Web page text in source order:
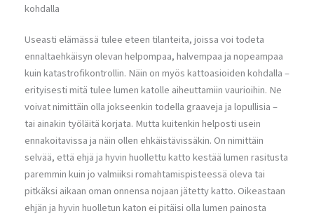
kohdalla
Useasti elämässä tulee eteen tilanteita, joissa voi todeta
ennaltaehkäisyn olevan helpompaa, halvempaa ja nopeampaa
kuin katastrofikontrollin. Näin on myös kattoasioiden kohdalla –
erityisesti mitä tulee lumen katolle aiheuttamiin vaurioihin. Ne
voivat nimittäin olla jokseenkin todella graaveja ja lopullisia –
tai ainakin työläitä korjata. Mutta kuitenkin helposti usein
ennakoitavissa ja näin ollen ehkäistävissäkin. On nimittäin
selvää, että ehjä ja hyvin huollettu katto kestää lumen rasitusta
paremmin kuin jo valmiiksi romahtamispisteessä oleva tai
pitkäksi aikaan oman onnensa nojaan jätetty katto. Oikeastaan
ehjän ja hyvin huolletun katon ei pitäisi olla lumen painosta